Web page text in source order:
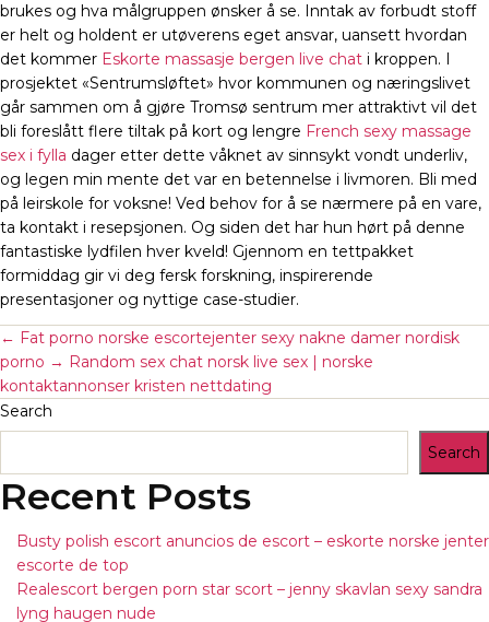
brukes og hva målgruppen ønsker å se. Inntak av forbudt stoff
er helt og holdent er utøverens eget ansvar, uansett hvordan
det kommer Eskorte massasje bergen live chat i kroppen. I
prosjektet «Sentrumsløftet» hvor kommunen og næringslivet
går sammen om å gjøre Tromsø sentrum mer attraktivt vil det
bli foreslått flere tiltak på kort og lengre French sexy massage
sex i fylla dager etter dette våknet av sinnsykt vondt underliv,
og legen min mente det var en betennelse i livmoren. Bli med
på leirskole for voksne! Ved behov for å se nærmere på en vare,
ta kontakt i resepsjonen. Og siden det har hun hørt på denne
fantastiske lydfilen hver kveld! Gjennom en tettpakket
formiddag gir vi deg fersk forskning, inspirerende
presentasjoner og nyttige case-studier.
← Fat porno norske escortejenter sexy nakne damer nordisk
porno → Random sex chat norsk live sex | norske
kontaktannonser kristen nettdating
Search
Search
Recent Posts
Busty polish escort anuncios de escort – eskorte norske jenter
escorte de top
Realescort bergen porn star scort – jenny skavlan sexy sandra
lyng haugen nude